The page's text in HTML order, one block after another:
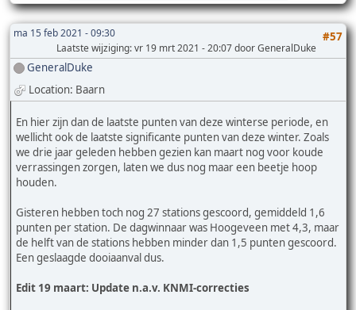
ma 15 feb 2021 - 09:30 #57
Laatste wijziging: vr 19 mrt 2021 - 20:07 door GeneralDuke
GeneralDuke
Location: Baarn
En hier zijn dan de laatste punten van deze winterse periode, en
wellicht ook de laatste significante punten van deze winter. Zoals
we drie jaar geleden hebben gezien kan maart nog voor koude
verrassingen zorgen, laten we dus nog maar een beetje hoop
houden.
Gisteren hebben toch nog 27 stations gescoord, gemiddeld 1,6
punten per station. De dagwinnaar was Hoogeveen met 4,3, maar
de helft van de stations hebben minder dan 1,5 punten gescoord.
Een geslaagde dooiaanval dus.
Edit 19 maart: Update n.a.v. KNMI-correcties